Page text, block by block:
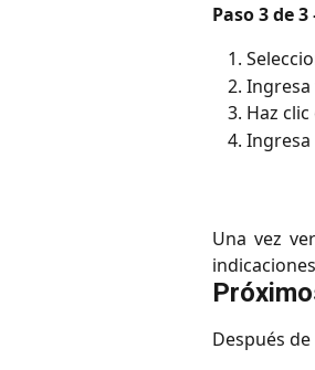
Paso 3 de 3
Haz clic
Ingresa
Una vez
Después